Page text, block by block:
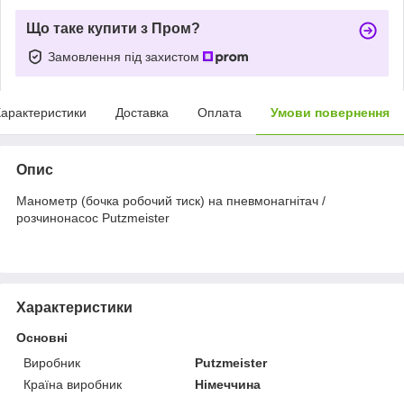
Що таке купити з Пром?
Замовлення під захистом
Доставка Оплата Умови повернення
Опис
Манометр (бочка робочий тиск) на пневмонагнітач /
розчинонасос Putzmeister
Характеристики
Основні
Виробник
Putzmeister
Країна виробник
Німеччина